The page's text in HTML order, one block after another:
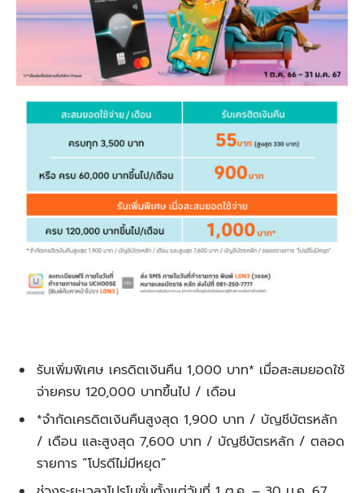
รับเพิ่มพิเศษ เครดิตเงินคืน 1,000 บาท* เมื่อสะสมยอดใช้
จ่ายครบ 120,000 บาทขึ้นไป / เดือน
*จำกัดเครดิตเงินคืนสูงสุด 1,900 บาท / บัญชีบัตรหลัก
/ เดือน และสูงสุด 7,600 บาท / บัญชีบัตรหลัก / ตลอด
รายการ “โปรดีไม่มีหยุด”